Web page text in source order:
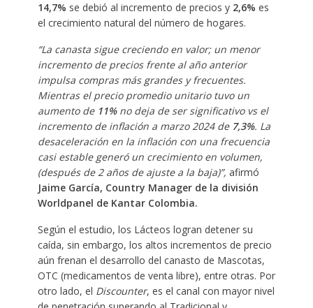
14,7% se debió al incremento de precios y 2,6% es
el crecimiento natural del número de hogares.
“La canasta sigue creciendo en valor; un menor
incremento de precios frente al año anterior
impulsa compras más grandes y frecuentes.
Mientras el precio promedio unitario tuvo un
aumento de 11%no deja de ser significativo vs el
incremento de inflación a marzo 2024 de 7,3%. La
desaceleración en la inflación con una frecuencia
casi estable generó un crecimiento en volumen,
(después de 2 años de ajuste a la baja)”, afirmó
Jaime García, Country Manager de la división
Worldpanel de Kantar Colombia.
Según el estudio, los Lácteos logran detener su
caída, sin embargo, los altos incrementos de precio
aún frenan el desarrollo del canasto de Mascotas,
OTC (medicamentos de venta libre), entre otras. Por
otro lado, el Discounter, es el canal con mayor nivel